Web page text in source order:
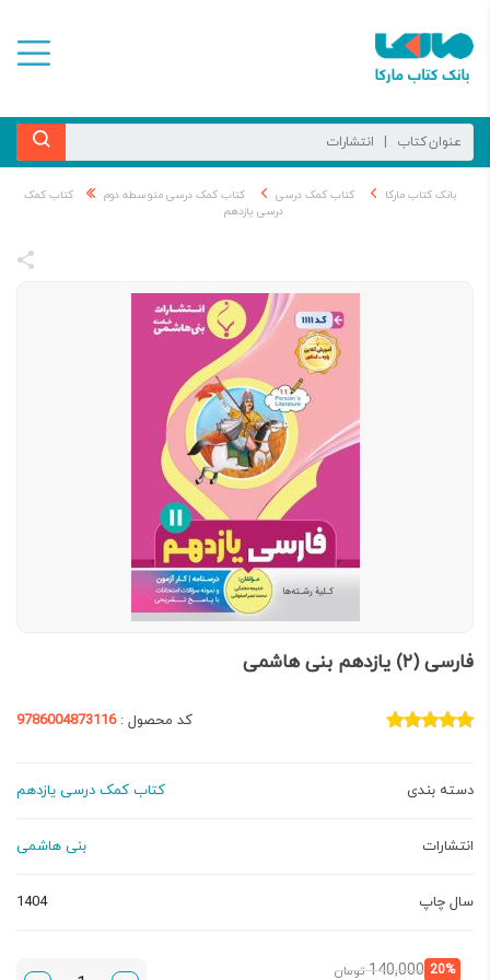
بانک کتاب مارکا کتاب کمک درسی کتاب کمک درسی متوسطه دوم
کتاب کمک
درسی یازدهم
فارسی (۲) یازدهم بنی هاشمی
کد محصول :9786004873116
دسته بندی کتاب کمک درسی یازدهم
انتشارات بنی هاشمی
سال چاپ 1404
20%
140,000 تومانقیمت
قیمت